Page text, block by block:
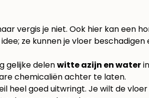
vergis je niet. Ook hier kan een
ze kunnen je vloer
gelijke delenwitte azijn en water
chemicaliën achter te laten.
heel goed uitwringt. Je wilt de